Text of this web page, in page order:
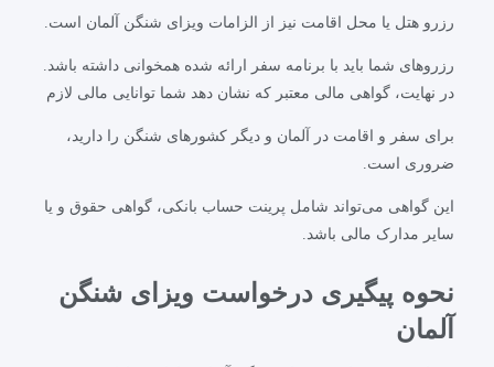
رزرو هتل یا محل اقامت نیز از الزامات ویزای شنگن آلمان است.
رزروهای شما باید با برنامه سفر ارائه شده همخوانی داشته باشد.
در نهایت، گواهی مالی معتبر که نشان دهد شما توانایی مالی لازم
برای سفر و اقامت در آلمان و دیگر کشورهای شنگن را دارید،
ضروری است.
این گواهی می‌تواند شامل پرینت حساب بانکی، گواهی حقوق و یا
سایر مدارک مالی باشد.
نحوه پیگیری درخواست ویزای شنگن
آلمان